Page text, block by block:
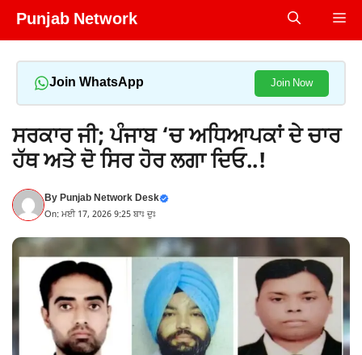
Skip
Punjab Network
Join WhatsApp Join Now
ਸਰਕਾਰ ਜੀ; ਪੰਜਾਬ ‘ਚ ਅਧਿਆਪਕਾਂ ਦੇ ਚਾਰ
ਹੱਥ ਅਤੇ ਦੋ ਸਿਰ ਹੋਰ ਲਗਾ ਦਿਓ..!
ByPunjab Network Desk
On: ਮਈ 17, 2026 9:25 ਬਾਃ ਦੁਃ